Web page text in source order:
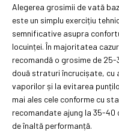
Alegerea grosimii de vată
este un simplu exercițiu
semnificative asupra
locuinței. În majoritatea
recomandă o grosime de
două straturi încrucișate, cu
vaporilor și la evitarea
mai ales cele conforme cu
recomandate ajung la 35-
de înaltă performanță.